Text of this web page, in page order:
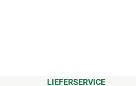
LIEFERSERVICE